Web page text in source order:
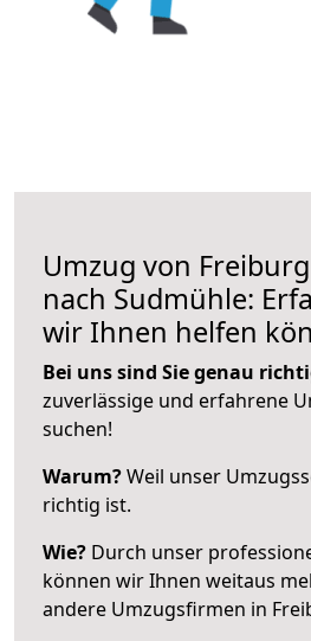
Umzug von
nach Sudmühle:
wir Ihnen helfen
Bei uns sind Sie genau
zuverlässige und erfahrene
suchen!
Warum?Weil unser
richtig ist.
Wie? Durch unser
können wir Ihnen weitaus
andere Umzugsfirmen in